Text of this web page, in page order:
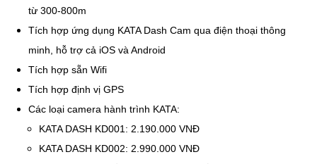
từ 300-800m
Tích hợp ứng dụng KATA Dash Cam qua điện thoại thông
minh, hỗ trợ cả iOS và Android
Tích hợp sẵn Wifi
Tích hợp định vị GPS
Các loại camera hành trình KATA:
KATA DASH KD001: 2.190.000 VNĐ
KATA DASH KD002: 2.990.000 VNĐ